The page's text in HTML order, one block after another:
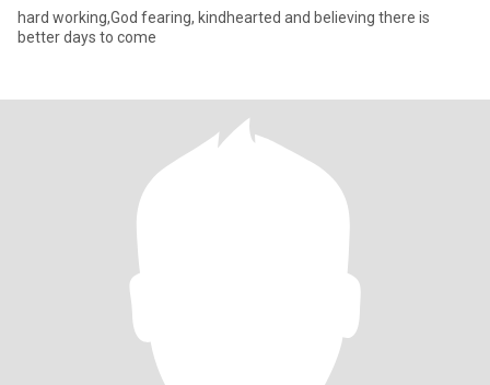
hard working,God fearing, kindhearted and believing there is
better days to come